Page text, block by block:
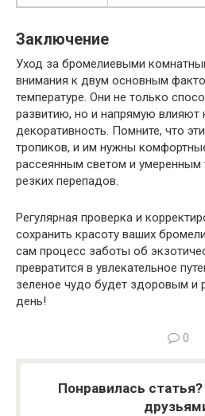
Заключение
Уход за бромелиевыми
внимания к двум основным
температуре. Они не только
развитию, но и напрямую влияют
декоративность. Помните, что
тропиков, и им нужны
рассеянным светом и
резких перепадов.
Регулярная проверка и
сохранить красоту ваших
сам процесс заботы об
превратится в увлекательное
зеленое чудо будет здоровым
день!
0
Понравилась